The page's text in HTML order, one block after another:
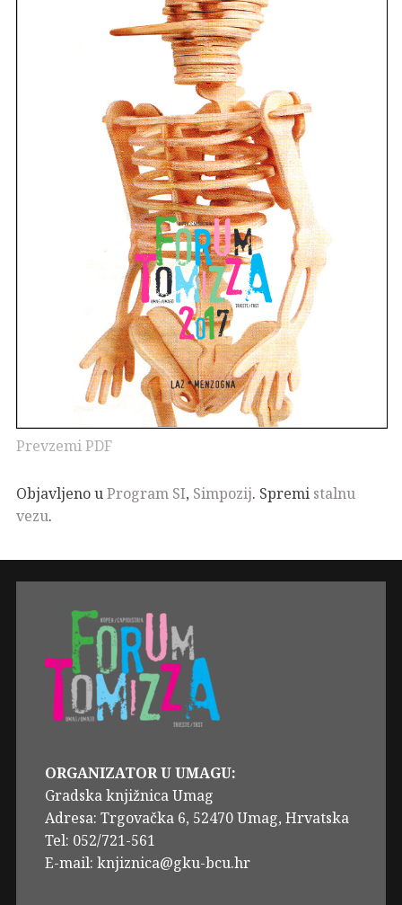
Prevzemi PDF
Objavljeno uProgram SI, Simpozij. Spremi stalnu
vezu.
ORGANIZATOR U UMAGU:
Gradska knjižnica Umag
Adresa: Trgovačka 6, 52470 Umag, Hrvatska
Tel: 052/721-561
E-mail: knjiznica@gku-bcu.hr